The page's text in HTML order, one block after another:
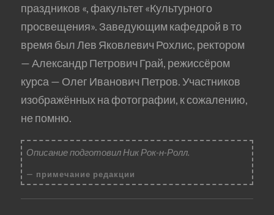
праздников «, факультет «Культурного
просвещения». Заведующим кафедрой в то
время был Лев Яковлевич Рохлис, ректором
— Александр Петрович Грай, режиссёром
курса — Олег Иванович Петров. Участников
изображённых на фотографии, к сожалению,
не помню.
Описание подготовил Ник Рок-н-Ролл.
примечание редакции